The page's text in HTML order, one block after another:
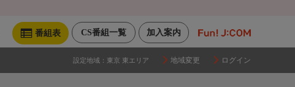
加入案内
CS番組一覧
番組表
設定地域： 東京 東エリア 地域変更 ログイン